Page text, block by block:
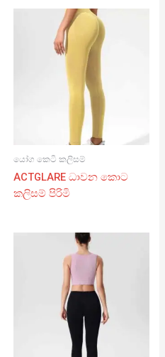
යෝග කෙටි කලිසම්
ACTGLARE ධාවන කොට
කලිසම් පිරිමි